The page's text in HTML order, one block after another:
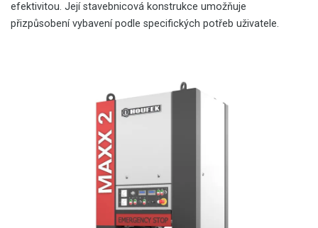
efektivitou. Její stavebnicová konstrukce umožňuje
přizpůsobení vybavení podle specifických potřeb uživatele.